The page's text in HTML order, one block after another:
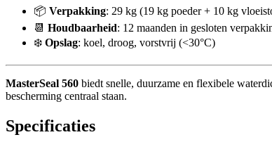
📦 Verpakking: 29 kg (19 kg poeder + 10 kg
📆 Houdbaarheid: 12 maanden in gesloten
❄️ Opslag: koel, droog, vorstvrij (<30°C)
MasterSeal 560 biedt snelle, duurzame en flexibele
bescherming centraal staan.
Specificaties